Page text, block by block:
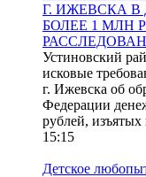
Г. ИЖЕВСКА В
БОЛЕЕ 1 МЛН
Устиновский
исковые
г. Ижевска об
Федерации
рублей, изъятых
15:15
Детское